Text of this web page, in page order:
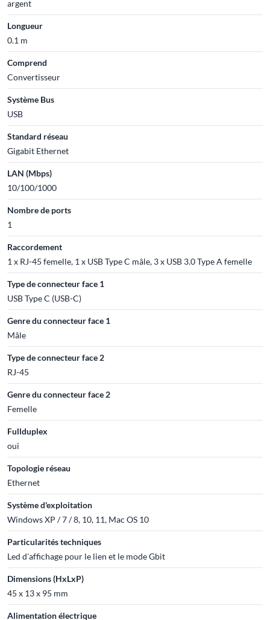
argent
Longueur
0.1 m
Comprend
Convertisseur
Système Bus
USB
Standard réseau
Gigabit Ethernet
LAN (Mbps)
10/100/1000
Nombre de ports
1
Raccordement
1 x RJ-45 femelle, 1 x USB Type C mâle, 3 x USB 3.0 Type A femelle
Type de connecteur face 1
USB Type C (USB-C)
Genre du connecteur face 1
Mâle
Type de connecteur face 2
RJ-45
Genre du connecteur face 2
Femelle
Fullduplex
oui
Topologie réseau
Ethernet
Système d'exploitation
Windows XP / 7 / 8, 10, 11, Mac OS 10
Particularités techniques
Led d'affichage pour le lien et le mode Gbit
Dimensions (HxLxP)
45 x 13 x 95 mm
Alimentation électrique